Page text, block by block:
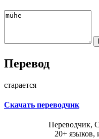
Перевод
старается
Скачать переводчик
Переводчик,
20+ языков,